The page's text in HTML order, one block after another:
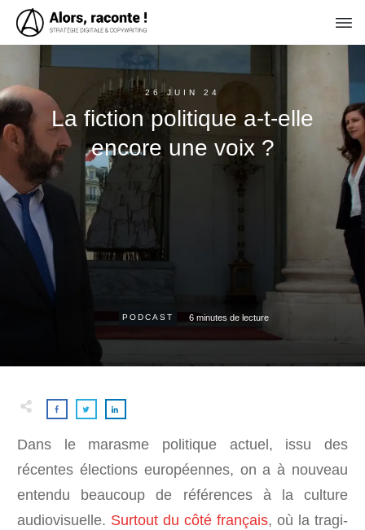
26 JUIN 24
La fiction politique a-t-elle
encore une voix ?
PODCAST 6minutes de lecture
Dans le marasme politique actuel, issu des
récentes élections européennes, on a à nouveau
entendu beaucoup de références à la culture
audiovisuelle. Surtout du côté français, où la tragi-